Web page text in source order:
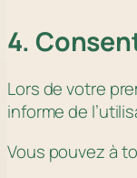
4.
Lors de votre
informe de
Vous pouvez à